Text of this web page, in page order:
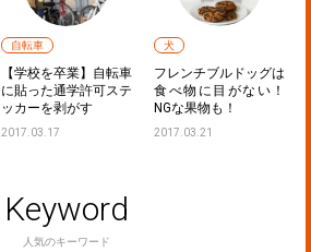
自転車
【学校を卒業】自転車
に貼った通学許可ステ
ッカーを剥がす
2017.03.17
犬
フレンチブルドッグは
食べ物に目がない！
NGな果物も！
2017.03.21
Keyword
人気のキーワード